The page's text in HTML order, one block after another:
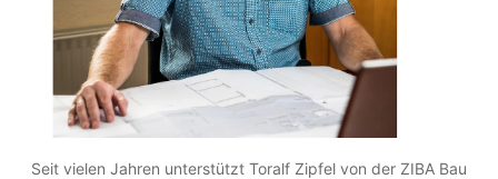
Seit vielen Jahren unterstützt Toralf Zipfel von der ZIBA Bau